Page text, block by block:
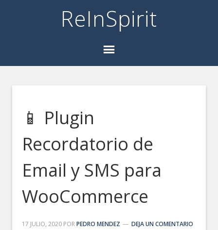
ReInSpirit
📱 Plugin
Recordatorio de
Email y SMS para
WooCommerce
17 JULIO, 2020 PORPEDRO MENDEZ DEJA UN COMENTARIO